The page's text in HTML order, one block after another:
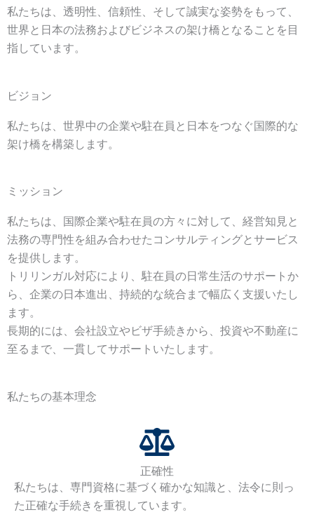
私たちは、透明性、信頼性、そして誠実な姿勢をもって、
世界と日本の法務およびビジネスの架け橋となることを目
指しています。
ビジョン
私たちは、世界中の企業や駐在員と日本をつなぐ国際的な
架け橋を構築します。
ミッション
私たちは、国際企業や駐在員の方々に対して、経営知見と
法務の専門性を組み合わせたコンサルティングとサービス
を提供します。
トリリンガル対応により、駐在員の日常生活のサポートか
ら、企業の日本進出、持続的な統合まで幅広く支援いたし
ます。
長期的には、会社設立やビザ手続きから、投資や不動産に
至るまで、一貫してサポートいたします。
私たちの基本理念
正確性
私たちは、専門資格に基づく確かな知識と、法令に則っ
た正確な手続きを重視しています。